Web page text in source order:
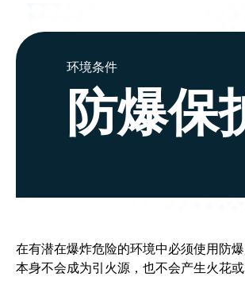
亚太地区
环境条件
防爆保
在有潜在爆炸危险的环境中必须使用防
本身不会成为引火源，也不会产生火花或